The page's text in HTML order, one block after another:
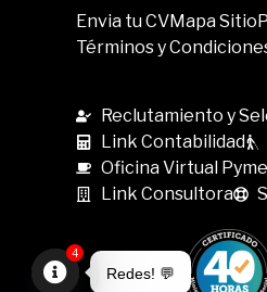
Envia tu CVMapa Sitio
Términos y
Reclutamiento y
Link Contabilidad
Oficina Virtual
Link Consultora
Redes! 💬
4